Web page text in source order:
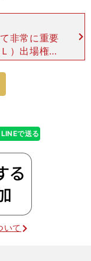
非常に重要
）出場権と
けなければ
合で80分
LINEで送る
いて